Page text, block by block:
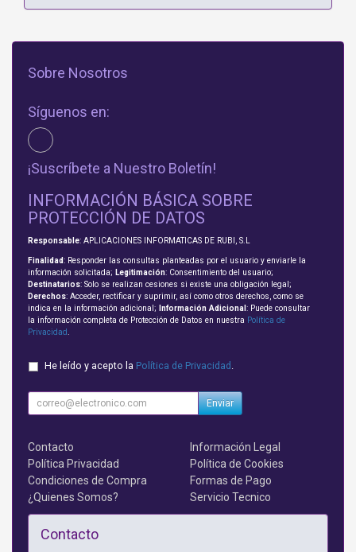
Sobre Nosotros
Síguenos en:
¡Suscríbete a Nuestro Boletín!
INFORMACIÓN BÁSICA SOBRE
PROTECCIÓN DE DATOS
Responsable: APLICACIONES INFORMATICAS DE RUBI, S.L
Finalidad: Responder las consultas planteadas por el usuario y enviarle la
información solicitada; Legitimación: Consentimiento del usuario;
Destinatarios: Solo se realizan cesiones si existe una obligación legal;
Derechos: Acceder, rectificar y suprimir, así como otros derechos, como se
indica en la información adicional;
Información Adicional : Puede consultar
la información completa de Protección de Datos en nuestra Política de
Privacidad
He leído y acepto la Política de Privacidad
Enviar
Contacto
Información Legal
Política Privacidad
Política de Cookies
Condiciones de Compra
Formas de Pago
¿Quienes Somos?
Servicio Tecnico
Contacto